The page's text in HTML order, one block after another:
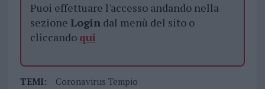
Puoi effettuare l'accesso andando nella
sezione Logindal menù del sito o
cliccando qui
TEMI:
Coronavirus Tempio